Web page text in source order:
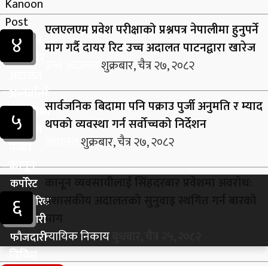
हाेमपेज
समाचार
अन्तर्वार्ता
कार्यविधी
बिश्लेषण
नजीर
कानून
कर्पाेरेट
पारिवारिक
जानकारी
फाैजदारी
विविध
४
एलएलएम प्रवेश परीक्षाको प्रश्नपत्र नेपालीमा हुनुपर्ने
माग गर्दै दायर रिट उच्च अदालत पाटनद्वारा खारेज
शुक्रबार, चैत्र २७, २०८२
५
सार्वजनिक बिदामा पनि पक्राउ पुर्जी अनुमति र म्याद
थपको व्यवस्था गर्न सर्वोच्चको निर्देशन
शुक्रबार, चैत्र २७, २०८२
६
प्रशासकीय अदालतको सुनुवाइ स्थगित गर्न बारको
माग
न्यायिक निकाय